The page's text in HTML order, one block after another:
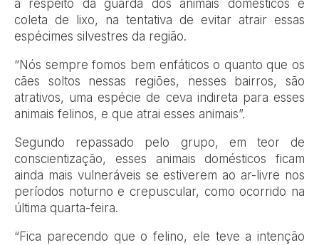
a respeito da guarda dos animais domésticos e
coleta de lixo, na tentativa de evitar atrair essas
espécimes silvestres da região.
“Nós sempre fomos bem enfáticos o quanto que os
cães soltos nessas regiões, nesses bairros, são
atrativos, uma espécie de ceva indireta para esses
animais felinos, e que atrai esses animais”.
Segundo repassado pelo grupo, em teor de
conscientização, esses animais domésticos ficam
ainda mais vulneráveis se estiverem ao ar-livre nos
períodos noturno e crepuscular, como ocorrido na
última quarta-feira.
“Fica parecendo que o felino, ele teve a intenção